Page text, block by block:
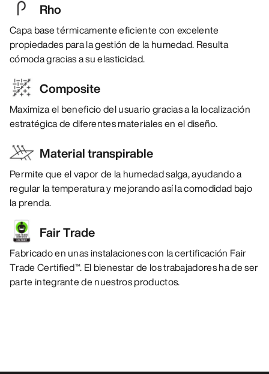
Rho
Capa base térmicamente eficiente con excelente
propiedades para la gestión de la humedad. Resulta
cómoda gracias a su elasticidad.
Composite
Maximiza el beneficio del usuario gracias a la localización
estratégica de diferentes materiales en el diseño.
Material transpirable
Permite que el vapor de la humedad salga, ayudando a
regular la temperatura y mejorando así la comodidad bajo
la prenda.
Fair Trade
Fabricado en unas instalaciones con la certificación Fair
Trade Certified™. El bienestar de los trabajadores ha de ser
parte integrante de nuestros productos.